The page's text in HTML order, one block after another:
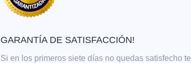
GARANTÍA DE SATISFACCIÓN!
Si en los primeros siete días no quedas satisfecho te